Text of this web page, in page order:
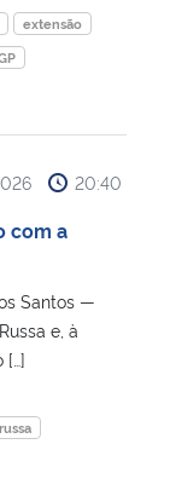
extensão
20:40
com a
Santos —
e, à
[…]